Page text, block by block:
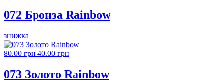
072 Бронза Rainbow
знижка
80.00 грн 40.00 грн
073 Золото Rainbow